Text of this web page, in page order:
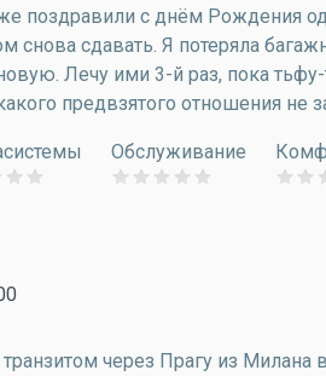
поздравили с днём Рождения
снова сдавать. Я потеряла
Лечу ими 3-й раз, пока
предвзятого отношения не
Обслуживание
через Прагу из Милана